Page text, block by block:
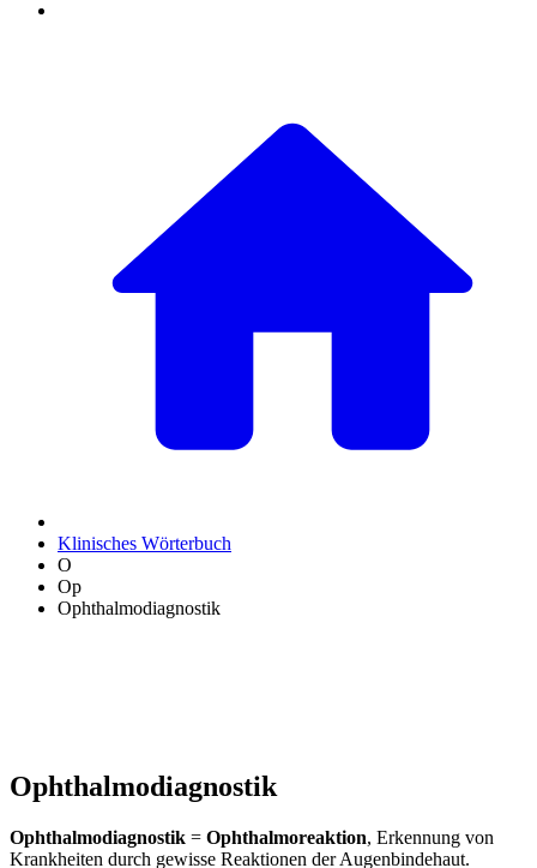
Klinisches Wörterbuch
O
Op
Ophthalmodiagnostik
Ophthalmodiagnostik
Ophthalmodiagnostik = Ophthalmoreaktion, Erkennung von
Krankheiten durch gewisse Reaktionen der Augenbindehaut.